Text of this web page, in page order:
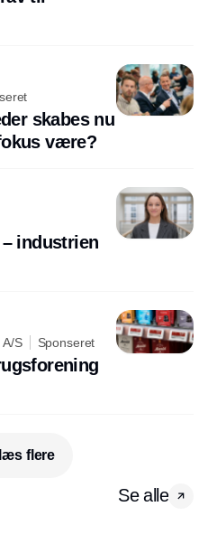
skabes nu
være?
industrien
A/S Sponseret
flere
Se alle